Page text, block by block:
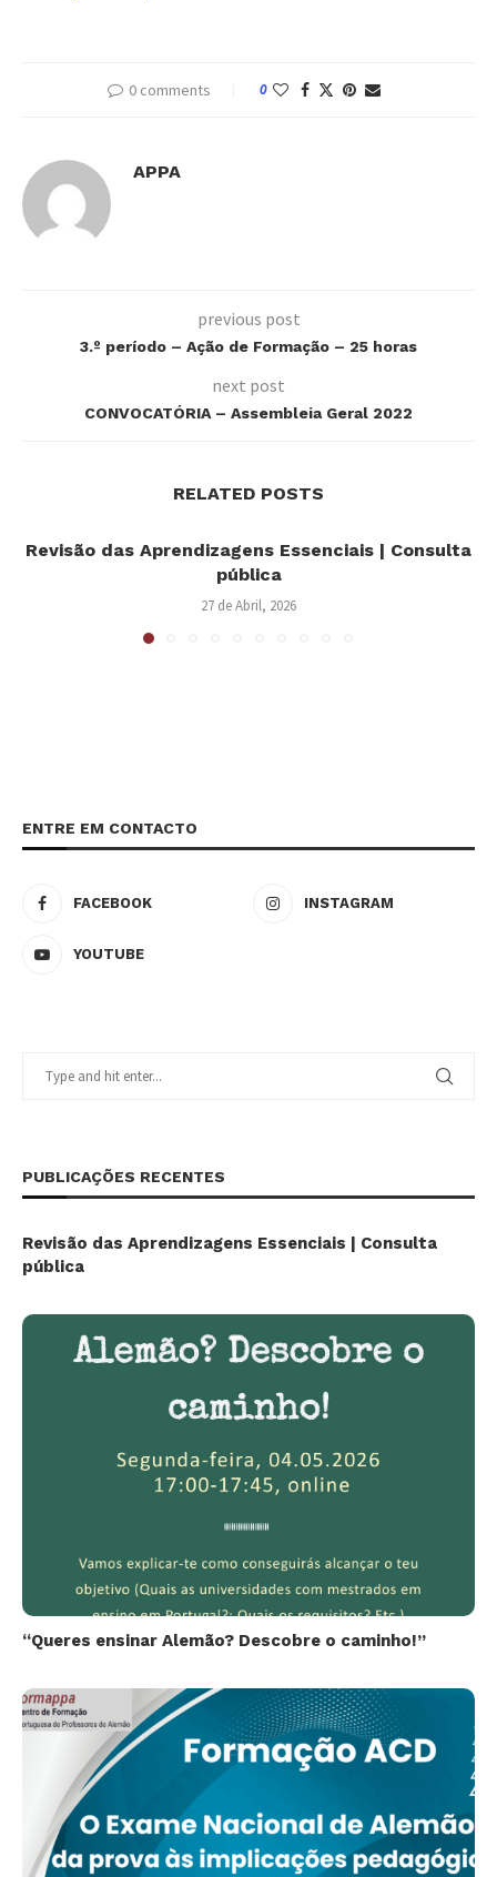
0 comments 0
APPA
previous post
3.º período – Ação de Formação – 25 horas
next post
CONVOCATÓRIA – Assembleia Geral 2022
RELATED POSTS
Revisão das Aprendizagens Essenciais | Consulta
pública
27 de Abril, 2026
ENTRE EM CONTACTO
FACEBOOK INSTAGRAM
YOUTUBE
PUBLICAÇÕES RECENTES
Revisão das Aprendizagens Essenciais | Consulta
pública
“Queres ensinar Alemão? Descobre o caminho!”